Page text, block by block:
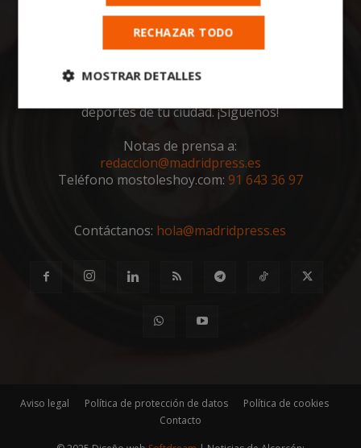
mostoleshoy.com. Mantente informado de
deportes de tu ciudad. ¡Síguenos!
Notas de prensa a:
redaccion@madridpress.es
Teléfono mostoleshoy.com: 91 643 36 97
Contáctanos: hola@madridpress.es
Aviso legal Política de protección de datos
Política de cookies
Contacto
RECHAZAR TODO
MOSTRAR DETALLES
Cookies
estrictamente
Cookies de
rendimiento
Cookies no clasificadas
Cookies de rendimiento